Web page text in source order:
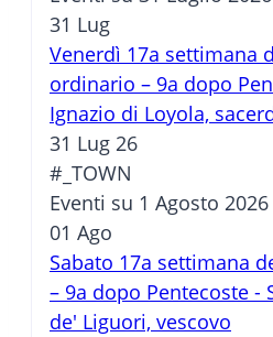
31 Lug
Venerdì 17a settimana
ordinario – 9a dopo
Ignazio di Loyola,
31 Lug 26
#_TOWN
Eventi su 1 Agosto 2026
01 Ago
Sabato 17a settimana
– 9a dopo Pentecoste -
de' Liguori, vescovo